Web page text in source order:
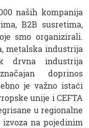
naših kompanija
B2B susretima,
smo organizirali.
metalska industrija
drvna industrija
doprinos
je važno istaći
unije i CEFTA
u regionalne
na pojedinim